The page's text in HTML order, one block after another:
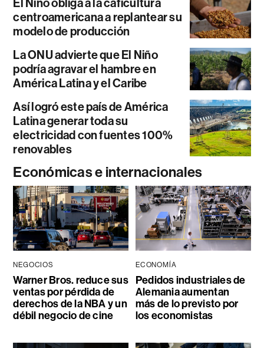
El Niño obliga a la caficultura
centroamericana a replantear su
modelo de producción
La ONU advierte que El Niño
podría agravar el hambre en
América Latina y el Caribe
Así logró este país de América
Latina generar toda su
electricidad con fuentes 100%
renovables
Económicas e internacionales
NEGOCIOS
Warner Bros. reduce sus
ventas por pérdida de
derechos de la NBA y un
débil negocio de cine
ECONOMÍA
Pedidos industriales de
Alemania aumentan
más de lo previsto por
los economistas